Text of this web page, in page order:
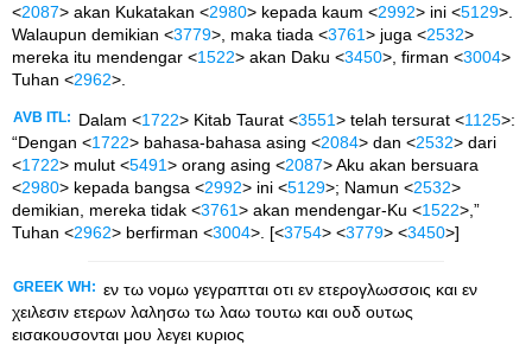
<2087> akan Kukatakan <2980> kepada kaum <2992> ini <5129>.
Walaupun demikian <3779>, maka tiada <3761> juga <2532>
mereka itu mendengar <1522> akan Daku <3450>, firman <3004>
Tuhan <2962>.
AVB ITL: Dalam <1722> Kitab Taurat <3551> telah tersurat <1125>:
“Dengan <1722> bahasa-bahasa asing <2084> dan <2532> dari
<1722> mulut <5491> orang asing <2087> Aku akan bersuara
<2980> kepada bangsa <2992> ini <5129>; Namun <2532>
demikian, mereka tidak <3761> akan mendengar-Ku <1522>,”
Tuhan <2962> berfirman <3004>. [<3754> <3779> <3450>]
GREEK WH: εν τω νομω γεγραπται οτι εν ετερογλωσσοις και εν
χειλεσιν ετερων λαλησω τω λαω τουτω και ουδ ουτως
εισακουσονται μου λεγει κυριος